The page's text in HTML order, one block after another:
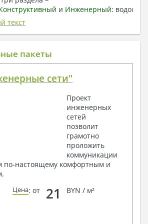
и Инженерный:
канализация,
(приобретается за дополнительную
записка.
раздел:
осей
маркировочные планы с
состав конструкций
ведомостью внешних отделок
проемов – спецификация
перемычек – сечения и
полов
узлы в конструкциях
текст
пакеты
сети"
Проект
инженерных
сетей
позволит
грамотно
проложить
коммуникации
по-настоящему комфортным и
Цена: от 21 BYN / м²